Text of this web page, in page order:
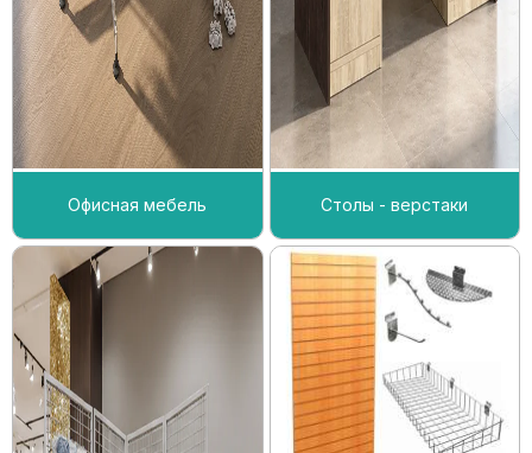
Офисная мебель Столы - верстаки